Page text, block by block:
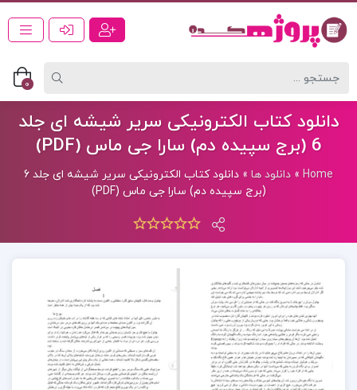
0
دانلود کتاب الکترونیکی سریر شیشه ای جلد
6 (برج سپیده دم) سارا جی ماس (PDF)
Home
» دانلود ها »
دانلود کتاب الکترونیکی سریر شیشه ای جلد 6
(برج سپیده دم) سارا جی ماس (PDF)